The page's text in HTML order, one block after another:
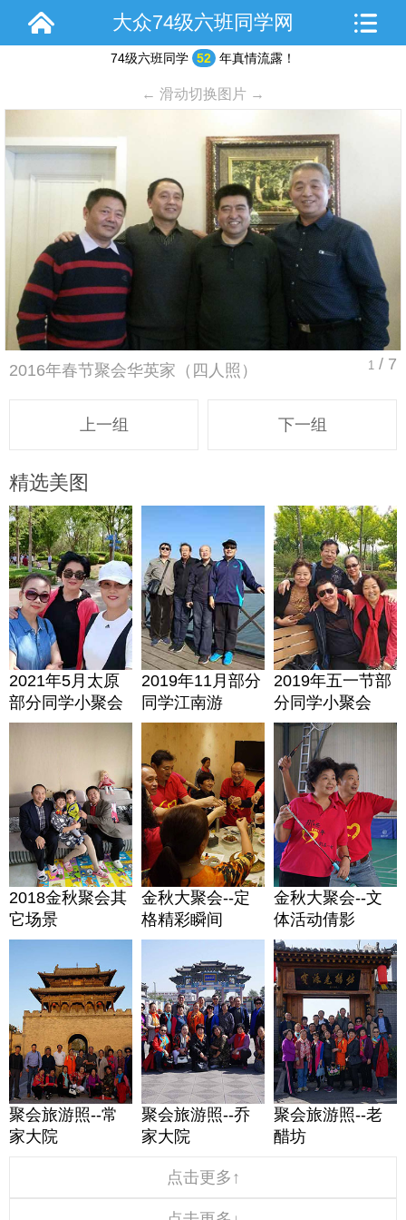
大众74级六班同学网
74级六班同学 52 年真情流露！
← 滑动切换图片 →
1 / 7
2016年春节聚会华英家（四人照）
上一组 下一组
精选美图
2021年5月太原
部分同学小聚会
2019年11月部分
同学江南游
2019年五一节部
分同学小聚会
2018金秋聚会其
它场景
金秋大聚会--定
格精彩瞬间
金秋大聚会--文
体活动倩影
聚会旅游照--常
家大院
聚会旅游照--乔
家大院
聚会旅游照--老
醋坊
点击更多↑